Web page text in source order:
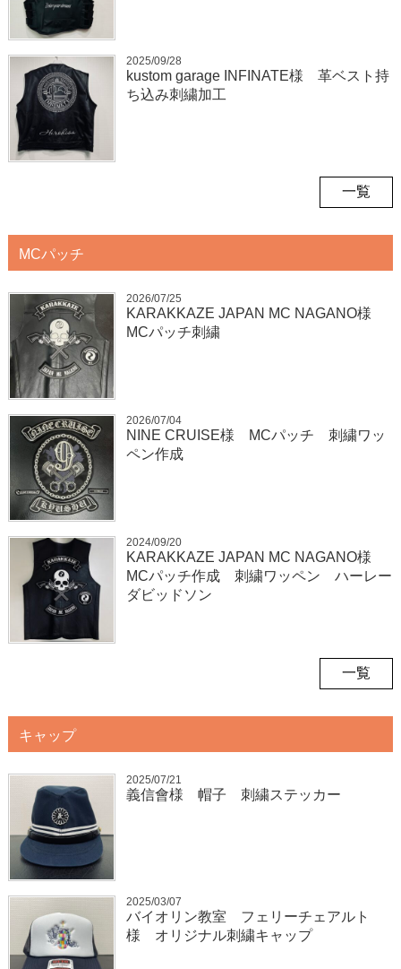
2025/09/28
kustom garage INFINATE様 革ベスト持
ち込み刺繍加工
一覧
MCパッチ
2026/07/25
KARAKKAZE JAPAN MC NAGANO様
MCパッチ刺繍
2026/07/04
NINE CRUISE様 MCパッチ 刺繍ワッ
ペン作成
2024/09/20
KARAKKAZE JAPAN MC NAGANO様
MCパッチ作成 刺繍ワッペン ハーレー
ダビッドソン
一覧
キャップ
2025/07/21
義信會様 帽子 刺繍ステッカー
2025/03/07
バイオリン教室 フェリーチェアルト
様 オリジナル刺繍キャップ